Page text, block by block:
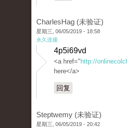
CharlesHag (未验证)
星期三, 06/05/2019 - 18:58
永久连接
4p5i69vd
<a href=" http://
here</a>
回复
Steptwemy (未验证)
星期三, 06/05/2019 - 20:42